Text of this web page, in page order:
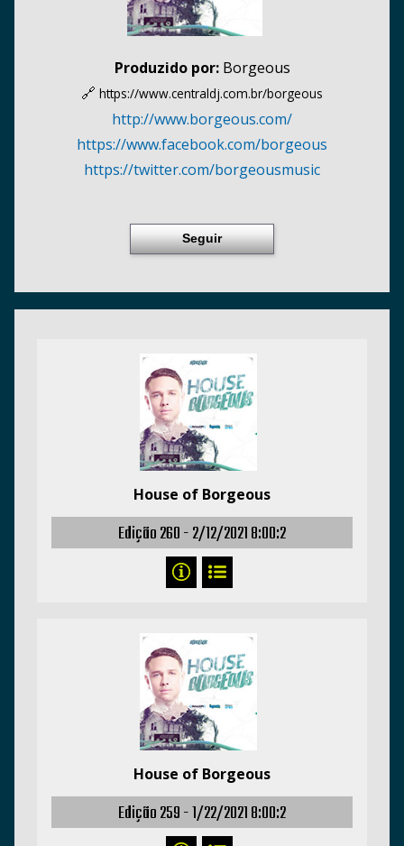
Produzido por:Borgeous
🔗 https://www.centraldj.com.br/borgeous
http://www.borgeous.com/
https://www.facebook.com/borgeous
https://twitter.com/borgeousmusic
Seguir
House of Borgeous
Edição 260 -2/12/2021 8:00:2
House of Borgeous
Edição 259 -1/22/2021 8:00:2